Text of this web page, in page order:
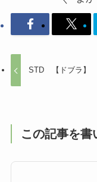
STD 【ドブラ】
この記事を書